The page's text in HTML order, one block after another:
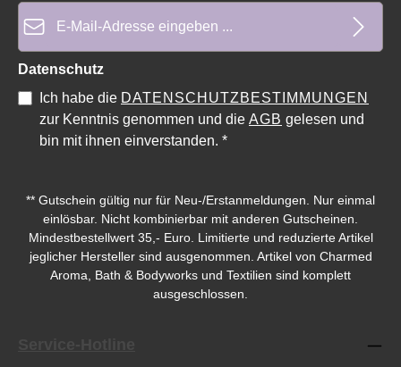
Datenschutz
Ich habe die DATENSCHUTZBESTIMMUNGEN
zur Kenntnis genommen und die AGB gelesen und
bin mit ihnen einverstanden. *
** Gutschein gültig nur für Neu-/Erstanmeldungen. Nur einmal
einlösbar. Nicht kombinierbar mit anderen Gutscheinen.
Mindestbestellwert 35,- Euro. Limitierte und reduzierte Artikel
jeglicher Hersteller sind ausgenommen. Artikel von Charmed
Aroma, Bath & Bodyworks und Textilien sind komplett
ausgeschlossen.